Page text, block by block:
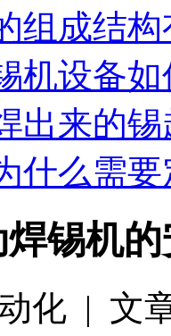
组成结
机设备
出来的
什么需
锡机
化 | 文